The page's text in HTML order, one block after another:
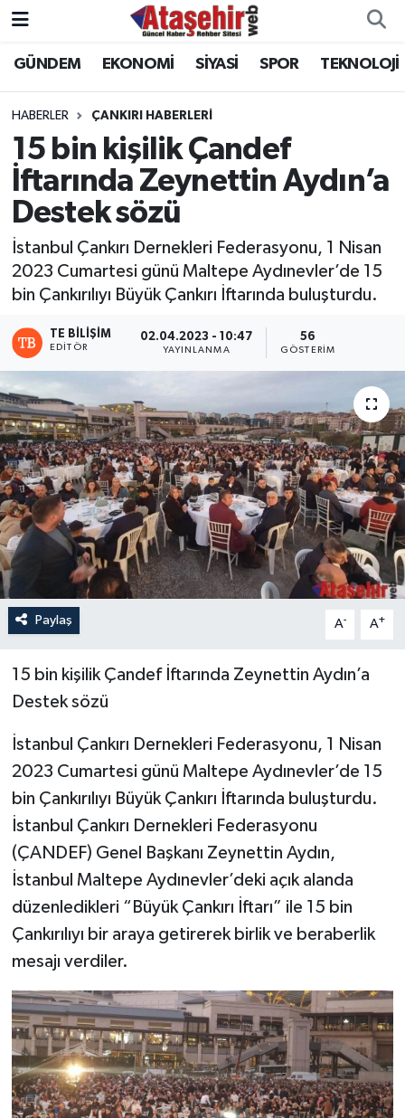
GÜNDEM EKONOMİ SİYASİ SPOR TEKNOLOJİ
HABERLER ÇANKIRI HABERLERI
15 bin kişilik Çandef
İftarında Zeynettin Aydın’a
Destek sözü
İstanbul Çankırı Dernekleri Federasyonu, 1 Nisan
2023 Cumartesi günü Maltepe Aydınevler’de 15
bin Çankırılıyı Büyük Çankırı İftarında buluşturdu.
TE BILIŞIM
EDITÖR
02.04.2023 - 10:47
YAYINLANMA
56
GÖSTERIM
Paylaş A- A+
15 bin kişilik Çandef İftarında Zeynettin Aydın’a
Destek sözü
İstanbul Çankırı Dernekleri Federasyonu, 1 Nisan
2023 Cumartesi günü Maltepe Aydınevler’de 15
bin Çankırılıyı Büyük Çankırı İftarında buluşturdu.
İstanbul Çankırı Dernekleri Federasyonu
(ÇANDEF) Genel Başkanı Zeynettin Aydın,
İstanbul Maltepe Aydınevler’deki açık alanda
düzenledikleri “Büyük Çankırı İftarı” ile 15 bin
Çankırılıyı bir araya getirerek birlik ve beraberlik
mesajı verdiler.
Hava Durumu
Trafik Durumu
Süper Lig Puan Durumu ve Fikstür
Tüm Manşetler
Son Dakika Haberleri
Haber Arşivi